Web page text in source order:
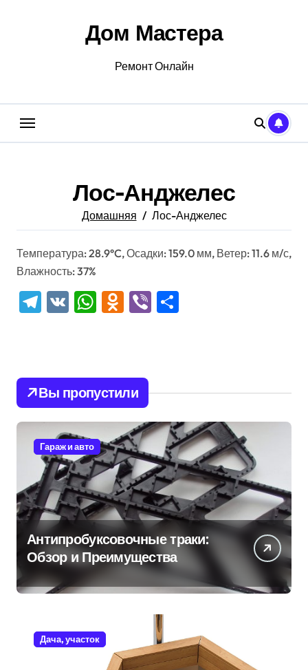
Дом Мастера
Ремонт Онлайн
Лос-Анджелес
Домашняя Лос-Анджелес
Температура: 28.9°C, Осадки: 159.0 мм, Ветер: 11.6 м/с,
Влажность: 37%
Telegram
VK WhatsApp
Odnoklassniki
Viber
Вы пропустили
Гараж и авто
Антипробуксовочные траки:
Обзор и Преимущества
Дача, участок